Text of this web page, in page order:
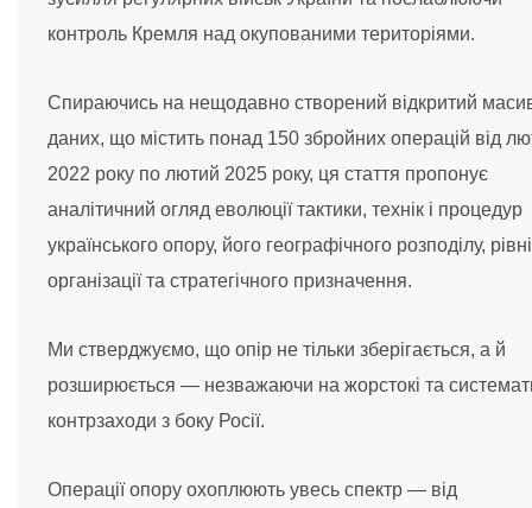
контроль Кремля над окупованими територіями.
Спираючись на нещодавно створений відкритий
даних, що містить понад 150 збройних операцій від
2022 року по лютий 2025 року, ця стаття пропонує
аналітичний огляд еволюції тактики, технік і процедур
українського опору, його географічного розподілу,
організації та стратегічного призначення.
Ми стверджуємо, що опір не тільки зберігається, а й
розширюється — незважаючи на жорстокі та
контрзаходи з боку Росії.
Операції опору охоплюють увесь спектр — від